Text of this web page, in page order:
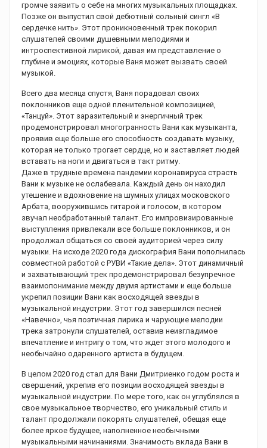
громче заявить о себе на многих музыкальных площадках.
Позже он выпустил свой дебютный сольный сингл «В
сердечке нить». Этот проникновенный трек покорил
слушателей своими душевными мелодиями и
интроспективной лирикой, давая им представление о
глубине и эмоциях, которые Ваня может вызвать своей
музыкой.
Всего два месяца спустя, Ваня порадовал своих
поклонников еще одной пленительной композицией,
«Танцуй». Этот заразительный и энергичный трек
продемонстрировал многогранность Вани как музыканта,
проявив еще больше его способность создавать музыку,
которая не только трогает сердце, но и заставляет людей
вставать на ноги и двигаться в такт ритму.
Даже в трудные времена пандемии коронавируса страсть
Вани к музыке не ослабевала. Каждый день он находил
утешение и вдохновение на шумных улицах московского
Арбата, вооружившись гитарой и голосом, в котором
звучал необработанный талант. Его импровизированные
выступления привлекали все больше поклонников, и он
продолжал общаться со своей аудиторией через силу
музыки. На исходе 2020 года дискография Вани пополнилась
совместной работой с РУВИ «Такие дела». Этот динамичный
и захватывающий трек продемонстрировал безупречное
взаимопонимание между двумя артистами и еще больше
укрепил позиции Вани как восходящей звезды в
музыкальной индустрии. Этот год завершился песней
«Навечно», чья поэтичная лирика и чарующие мелодии
трека затронули слушателей, оставив неизгладимое
впечатление и интригу о том, что ждет этого молодого и
необычайно одаренного артиста в будущем.
В целом 2020 год стал для Вани Дмитриенко годом роста и
свершений, укрепив его позиции восходящей звезды в
музыкальной индустрии. По мере того, как он углублялся в
свое музыкальное творчество, его уникальный стиль и
талант продолжали покорять слушателей, обещая еще
более яркое будущее, наполненное необычными
музыкальными начинаниями. Значимость вклада Вани в